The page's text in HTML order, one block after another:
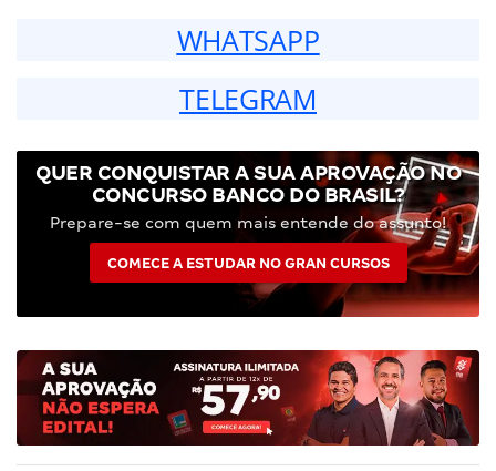
WHATSAPP
TELEGRAM
QUER CONQUISTAR A SUA APROVAÇÃO NO
CONCURSO BANCO DO BRASIL?
Prepare-se com quem mais entende do assunto!
COMECE A ESTUDAR NO GRAN CURSOS